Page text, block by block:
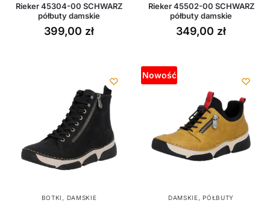
Rieker 45304-00 SCHWARZ
półbuty damskie
399,00 zł
Rieker 45502-00 SCHWARZ
półbuty damskie
349,00 zł
BOTKI , DAMSKIE
Nowość
DAMSKIE,PÓŁBUTY